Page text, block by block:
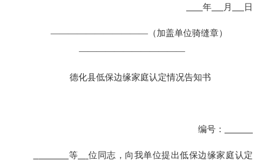
年 月 日
——————————— （加盖单位骑缝章）
————————————
德化县低保边缘家庭认定情况告知书
编号：
等 位同志，向我单位提出低保边缘家庭认定